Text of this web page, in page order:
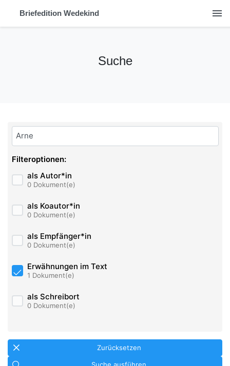
Briefedition Wedekind menu
Suche
Bitte geben Sie hier ihren Suchbegriff ein:
Filteroptionen:
als Autor*in
0 Dokument(e)
als Koautor*in
0 Dokument(e)
als Empfänger*in
0 Dokument(e)
Erwähnungen im Text
1 Dokument(e)
als Schreibort
0 Dokument(e)
Zurücksetzen